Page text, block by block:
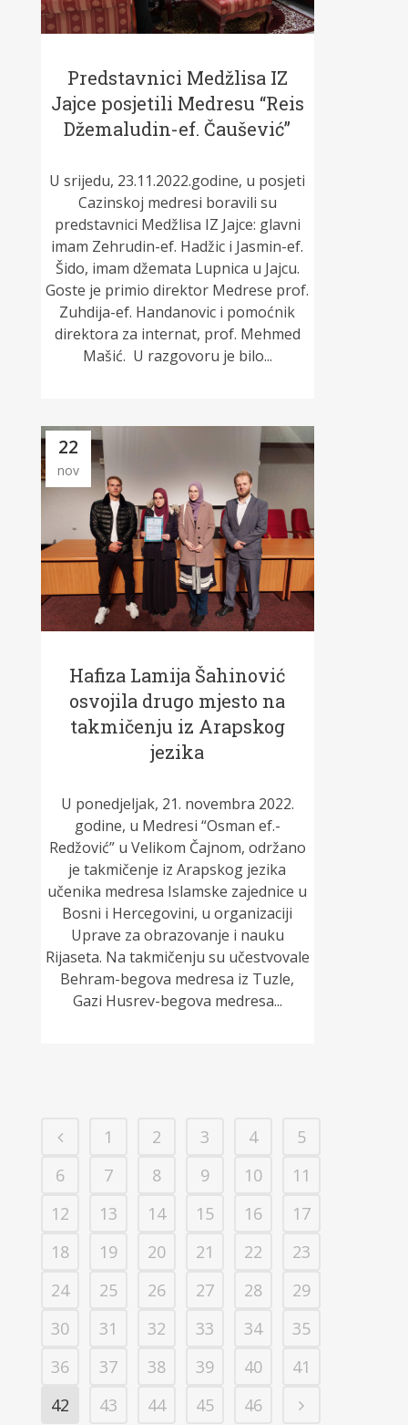
Predstavnici Medžlisa IZ
Jajce posjetili Medresu “Reis
Džemaludin-ef. Čaušević”
U srijedu, 23.11.2022.godine, u posjeti
Cazinskoj medresi boravili su
predstavnici Medžlisa IZ Jajce: glavni
imam Zehrudin-ef. Hadžic i Jasmin-ef.
Šido, imam džemata Lupnica u Jajcu.
Goste je primio direktor Medrese prof.
Zuhdija-ef. Handanovic i pomoćnik
direktora za internat, prof. Mehmed
Mašić. U razgovoru je bilo...
22
nov
Hafiza Lamija Šahinović
osvojila drugo mjesto na
takmičenju iz Arapskog
jezika
U ponedjeljak, 21. novembra 2022.
godine, u Medresi “Osman ef.-
Redžović” u Velikom Čajnom, održano
je takmičenje iz Arapskog jezika
učenika medresa Islamske zajednice u
Bosni i Hercegovini, u organizaciji
Uprave za obrazovanje i nauku
Rijaseta. Na takmičenju su učestvovale
Behram-begova medresa iz Tuzle,
Gazi Husrev-begova medresa...
1 2 3 4
5
6
7 8 9 10
11
12
13 14 15 16
17
18
19 20 21 22
23
24
25 26 27 28
29
30
31 32 33 34
35
36
37 38 39 40
41
42
43 44 45 46